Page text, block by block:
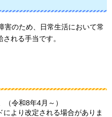
害のため、日常生活において常
れる手当です。
令和8年4月～）
より改定される場合がありま